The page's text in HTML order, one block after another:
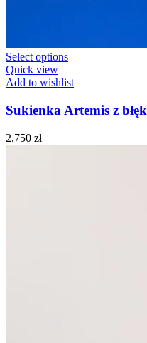
Select options
Quick view
Add to wishlist
Sukienka Artemis z
2,750 zł